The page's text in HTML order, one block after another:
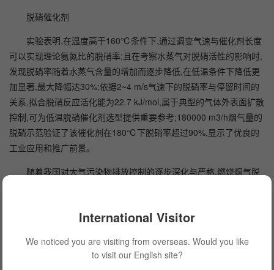
脱硝催化剂
实验表明,在温度高于160℃条件下,通过调变气速与催化剂长度
可以实现理论氨氮比的脱硝率;且在考察水蒸气对脱硝活性的影响时,
发现脱硝率随着水蒸气含量的增加而逐步降低,在低温条件下降低更
加显著,最大降幅达30%;依据2~4 m/s气速下的脱硝率与停留时间的
关系,拟合脱硝反应活化能为22.7 kJ/mol,属于典型的气体外表面扩散
控制,可为低温脱硝催化剂选型提供重要参考;180000 m3/h烟气量的
脱硝示范验证了该催化剂在180℃下脱硝率超过90%,显示了优良的
工业应用和推广前景。
随着我国对大气污染物排放控制的逐步深化与严格,燃烧烟气脱
提出了新的要求。以我国现有钢铁行业为例,其中的焦化、烧结烟气
以采用传统中温脱硝催化剂。2018年开始启动钢铁行业的超低排放
改造,要求NOx排放值低于100 mg/m3,重点区域低于50 mg/m3,这对
International Visitor
We noticed you are visiting from overseas. Would you like
to visit our English site?